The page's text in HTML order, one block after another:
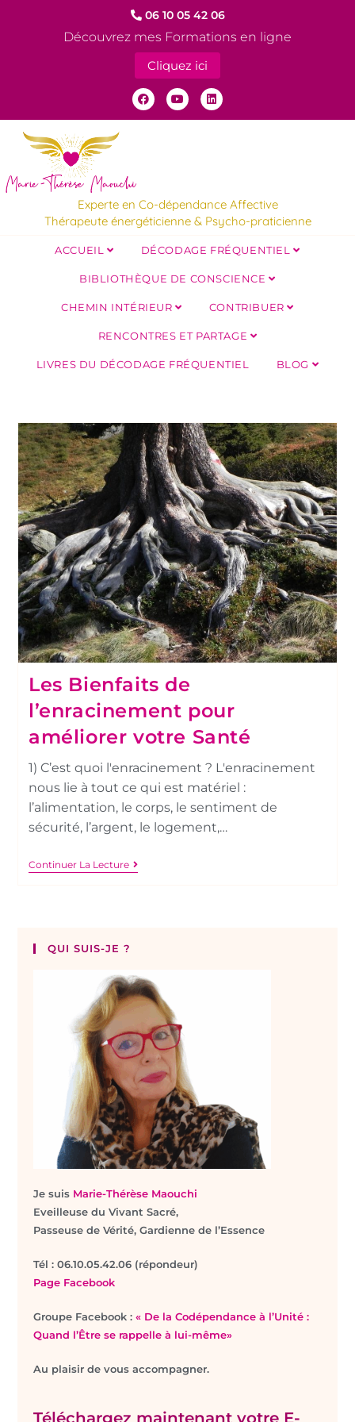
06 10 05 42 06
Découvrez mes Formations en ligne
Cliquez ici
Experte en Co-dépendance Affective
Thérapeute énergéticienne & Psycho-praticienne
ACCUEIL DÉCODAGE FRÉQUENTIEL
BIBLIOTHÈQUE DE CONSCIENCE
CHEMIN INTÉRIEUR CONTRIBUER
RENCONTRES ET PARTAGE
LIVRES DU DÉCODAGE FRÉQUENTIEL BLOG
Les Bienfaits de
l’enracinement pour
améliorer votre Santé
1) C’est quoi l'enracinement ? L'enracinement
nous lie à tout ce qui est matériel :
l’alimentation, le corps, le sentiment de
sécurité, l’argent, le logement,…
Continuer La Lecture
QUI SUIS-JE ?
Je suis Marie-Thérèse Maouchi
Eveilleuse du Vivant Sacré,
Passeuse de Vérité, Gardienne de l’Essence
Tél : 06.10.05.42.06 (répondeur)
Page Facebook
Groupe Facebook :« De la Codépendance à l’Unité :
Quand l’Être se rappelle à lui-même»
Au plaisir de vous accompagner.
Téléchargez maintenant votre E-